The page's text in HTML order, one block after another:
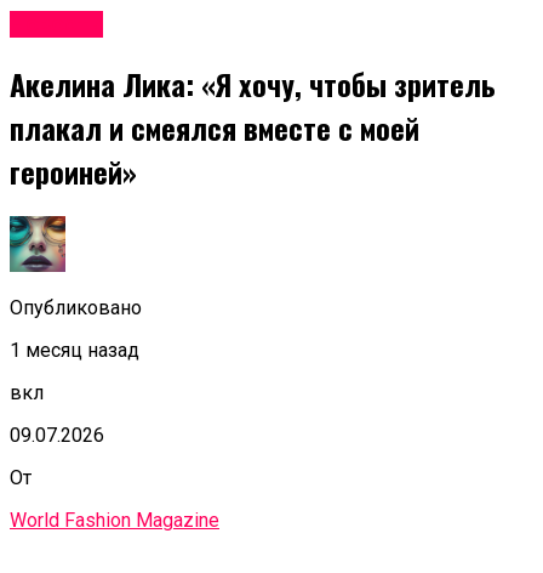
Акелина Лика: «Я хочу, чтобы зритель
плакал и смеялся вместе с моей
героиней»
Опубликовано
1 месяц назад
вкл
09.07.2026
От
World Fashion Magazine